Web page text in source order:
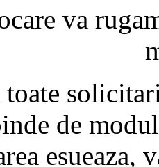
va
de